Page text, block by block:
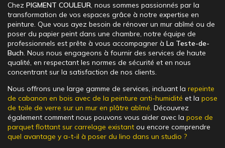
Chez PIGMENT COULEUR, nous sommes passionnés par la
transformation de vos espaces grâce à notre expertise en
peinture. Que vous ayez besoin de rénover un mur abîmé ou de
poser du papier peint dans une chambre, notre équipe de
professionnels est prête à vous accompagner à La Teste-de-
Buch. Nous nous engageons à fournir des services de haute
qualité, en respectant les normes de sécurité et en nous
concentrant sur la satisfaction de nos clients.
Nous offrons une large gamme de services, incluant la repeinte
de cabanon en bois avec de la peinture anti-humidité et la pose
de toile de verre sur un mur en plâtre abîmé. Découvrez
également comment nous pouvons vous aider avec la pose de
parquet flottant sur carrelage existant ou encore comprendre
quel avantage y a-t-il à poser du lino dans un studio ?